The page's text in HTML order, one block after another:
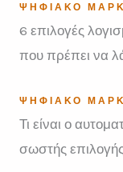
ΨΗΦΙΑΚΌ
6 επιλογές
που πρέπει να
ΨΗΦΙΑΚΌ
Τι είναι ο
σωστής επιλογής